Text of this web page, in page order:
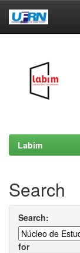
Labim
Search
Search:
for